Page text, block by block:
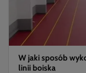
W jaki sposób
linii boiska